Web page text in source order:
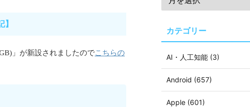
」が新設されましたのでこちらの
カテゴリー
AI・人工知能 (3)
Android (657)
Apple (601)